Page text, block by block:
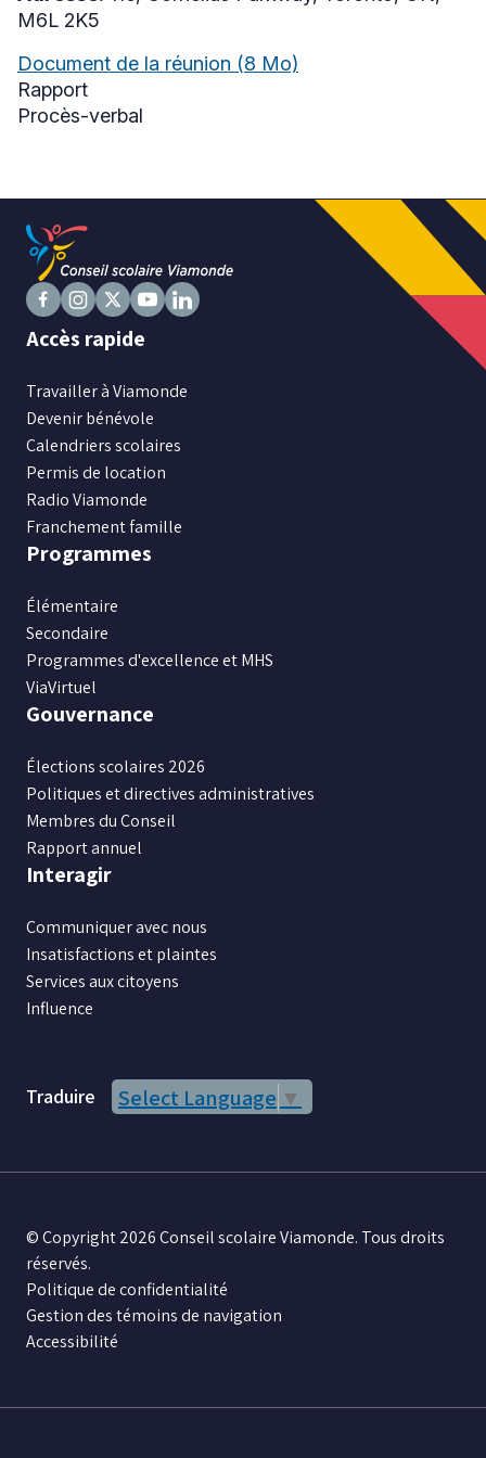
Niveau
Tous
RECHERCHER
M6L 2K5
Document de la réunion (8 Mo)
Rapport
Procès-verbal
Suivez
sur
Facebook
Suivez
sur
Instagram
Suivez
nous
sur
X
Suivez
sur
Accès rapide
Travailler à Viamonde
Devenir bénévole
Calendriers scolaires
Permis de location
Radio Viamonde
Franchement famille
Programmes
Élémentaire
Secondaire
Programmes d'excellence et MHS
ViaVirtuel
Gouvernance
Élections scolaires 2026
Politiques et directives administratives
Membres du Conseil
Rapport annuel
Interagir
Communiquer avec nous
Insatisfactions et plaintes
Services aux citoyens
Influence
Traduire Select Language ▼
© Copyright 2026 Conseil scolaire Viamonde. Tous droits
réservés.
Politique de confidentialité
Gestion des témoins de navigation
Accessibilité